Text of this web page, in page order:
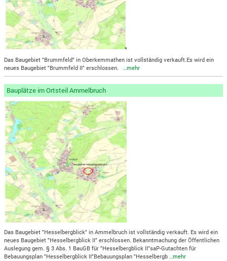
Das Baugebiet "Brummfeld" in Oberkemmathen ist vollständig verkauft.Es wird ein
neues Baugebiet "Brummfeld II" erschlossen.
…mehr
Bauplätze im Ortsteil Ammelbruch
Das Baugebiet "Hesselbergblick" in Ammelbruch ist vollständig verkauft. Es wird ein
neues Baugebiet "Hesselbergblick II" erschlossen. Bekanntmachung der Öffentlichen
Auslegung gem. § 3 Abs. 1 BauGB für "Hesselbergblick II"saP-Gutachten für
Bebauungsplan "Hesselbergblick II"Bebauungsplan "Hesselbergb…mehr